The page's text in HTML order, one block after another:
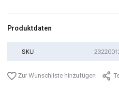
Produktdaten
SKU
Zur Wunschliste hinzufügen